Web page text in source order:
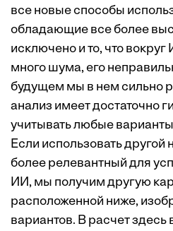
все новые способы
обладающие все более
исключено и то, что
много шума, его
будущем мы в нем сильно
анализ имеет достаточно
учитывать любые
Если использовать другой
более релевантный для
ИИ, мы получим другую
расположенной ниже,
вариантов. В расчет здесь